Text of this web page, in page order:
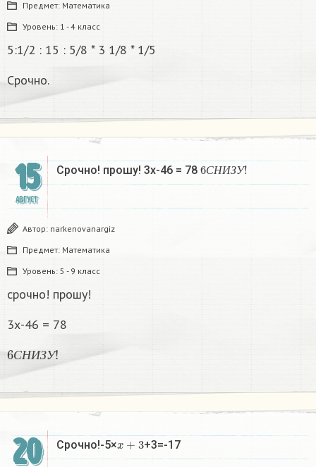
Предмет: Математика
Уровень: 1 - 4 класс
5:1/2 : 15 : 5/8 * 3 1/8 * 1/5
Срочно.
15
АВГУСТ
Срочно! прошу! 3х-46 = 78 СНИЗ У
6СНИЗУ!
Автор: narkenovanargiz
Предмет: Математика
Уровень: 5 - 9 класс
срочно! прошу!
3х-46 = 78
СНИЗ У
6 СНИЗУ!
20 Срочно!-5×x+3 +3=-17